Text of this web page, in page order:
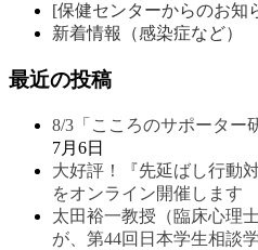
[保健センターからのお知
新着情報（感染症など）
最近の投稿
8/3「こころのサポーター
7月6日
大好評！『先延ばし行動
をオンライン開催します
太田裕一教授（臨床心理
が、第44回日本学生相談